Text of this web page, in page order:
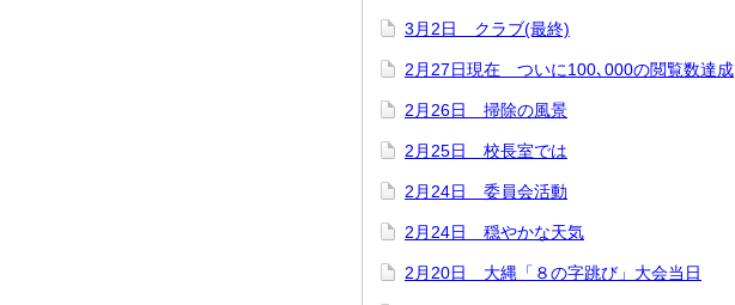
3月2日 クラブ(最終)
2月27日現在 ついに100､000の閲覧数達成
2月26日 掃除の風景
2月25日 校長室では
2月24日 委員会活動
2月24日 穏やかな天気
2月20日 大縄「８の字跳び」大会当日